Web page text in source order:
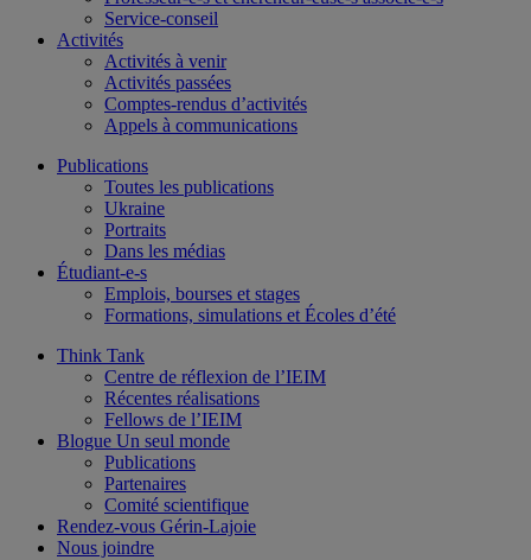
Service-conseil
Activités
Activités à venir
Activités passées
Comptes-rendus d’activités
Appels à communications
Publications
Toutes les publications
Ukraine
Portraits
Dans les médias
Étudiant-e-s
Emplois, bourses et stages
Formations, simulations et Écoles d’été
Think Tank
Centre de réflexion de l’IEIM
Récentes réalisations
Fellows de l’IEIM
Blogue Un seul monde
Publications
Partenaires
Comité scientifique
Rendez-vous Gérin-Lajoie
Nous joindre